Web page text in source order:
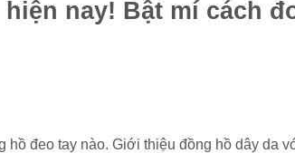
nay! Bật mí cách
hồ đeo tay nào. Giới thiệu đồng hồ dây da